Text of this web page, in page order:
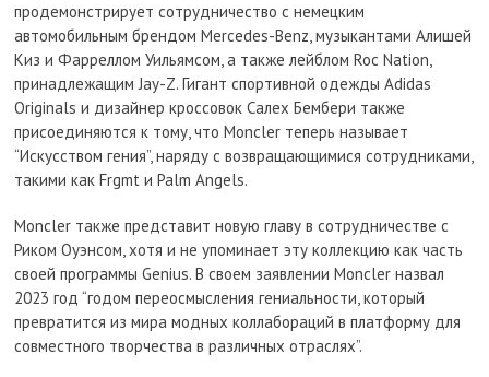
продемонстрирует сотрудничество с немецким
автомобильным брендом Mercedes-Benz, музыкантами Алишей
Киз и Фарреллом Уильямсом, а также лейблом Roc Nation,
принадлежащим Jay-Z. Гигант спортивной одежды Adidas
Originals и дизайнер кроссовок Салех Бембери также
присоединяются к тому, что Moncler теперь называет
“Искусством гения”, наряду с возвращающимися сотрудниками,
такими как Frgmt и Palm Angels.
Moncler также представит новую главу в сотрудничестве с
Риком Оуэнсом, хотя и не упоминает эту коллекцию как часть
своей программы Genius. В своем заявлении Moncler назвал
2023 год “годом переосмысления гениальности, который
превратится из мира модных коллабораций в платформу для
совместного творчества в различных отраслях”.